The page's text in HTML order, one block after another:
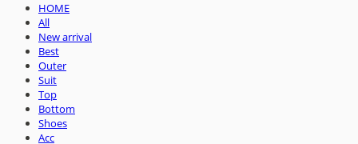
HOME
All
New arrival
Best
Outer
Suit
Top
Bottom
Shoes
Acc